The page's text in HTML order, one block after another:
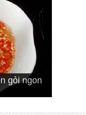
gỏi ngon
ngon
ngon
mềm
tấm